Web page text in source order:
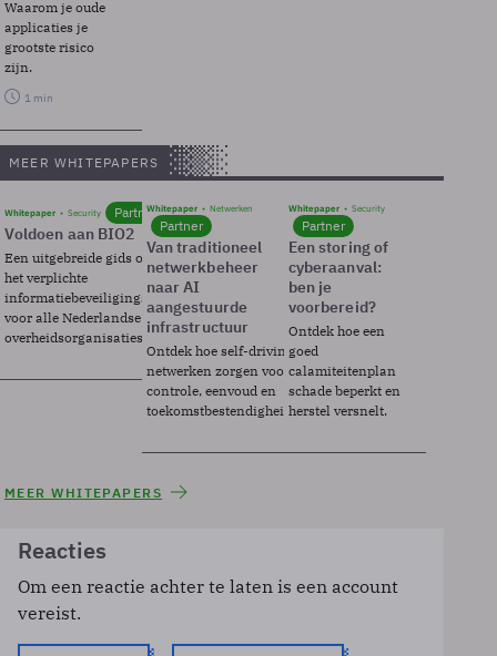
Waarom je oude
applicaties je
grootste risico
zijn.
1 min
MEER WHITEPAPERS
Whitepaper Security Partner
Voldoen aan BIO2
Een uitgebreide gids over BIO2,
het verplichte
informatiebeveiligingsframework
voor alle Nederlandse
overheidsorganisaties.
Whitepaper Netwerken
Partner
Van traditioneel
netwerkbeheer
naar AI
aangestuurde
infrastructuur
Ontdek hoe self-driving
netwerken zorgen voor
controle, eenvoud en
toekomstbestendigheid.
Whitepaper Security
Partner
Een storing of
cyberaanval:
ben je
voorbereid?
Ontdek hoe een
goed
calamiteitenplan
schade beperkt en
herstel versnelt.
MEER WHITEPAPERS
Reacties
Om een reactie achter te laten is een account
vereist.